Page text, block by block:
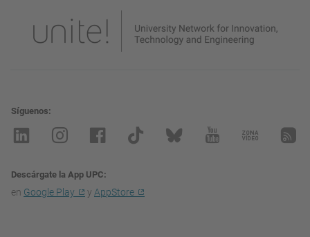
Síguenos
Descárgate la App UPC
en Google Play y AppStore